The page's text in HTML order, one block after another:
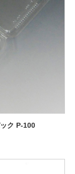
ク P-100